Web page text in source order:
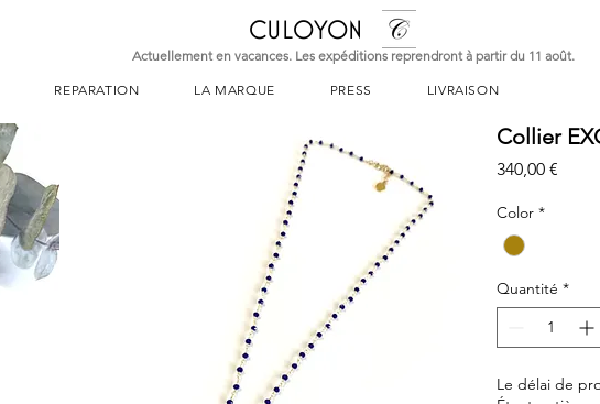
CULOYON
Actuellement en vacances. Les expéditions reprendront à partir du 11 août.
REPARATION LA MARQUE PRESS LIVRAISON
Collier
340,00 €
Color *
Quantité *
Le délai de